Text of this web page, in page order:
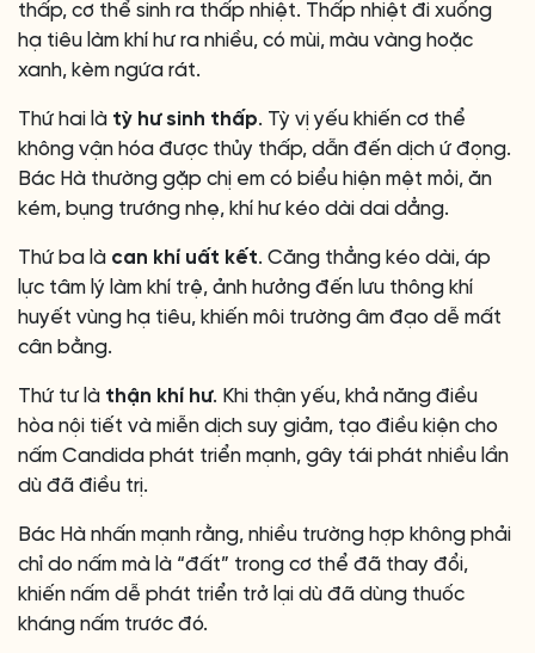
thấp, cơ thể sinh ra thấp nhiệt. Thấp nhiệt đi xuống
hạ tiêu làm khí hư ra nhiều, có mùi, màu vàng hoặc
xanh, kèm ngứa rát.
Thứ hai là tỳ hư sinh thấp. Tỳ vị yếu khiến cơ thể
không vận hóa được thủy thấp, dẫn đến dịch ứ đọng.
Bác Hà thường gặp chị em có biểu hiện mệt mỏi, ăn
kém, bụng trướng nhẹ, khí hư kéo dài dai dẳng.
Thứ ba là can khí uất kết. Căng thẳng kéo dài, áp
lực tâm lý làm khí trệ, ảnh hưởng đến lưu thông khí
huyết vùng hạ tiêu, khiến môi trường âm đạo dễ mất
cân bằng.
Thứ tư là thận khí hư. Khi thận yếu, khả năng điều
hòa nội tiết và miễn dịch suy giảm, tạo điều kiện cho
nấm Candida phát triển mạnh, gây tái phát nhiều lần
dù đã điều trị.
Bác Hà nhấn mạnh rằng, nhiều trường hợp không phải
chỉ do nấm mà là “đất” trong cơ thể đã thay đổi,
khiến nấm dễ phát triển trở lại dù đã dùng thuốc
kháng nấm trước đó.